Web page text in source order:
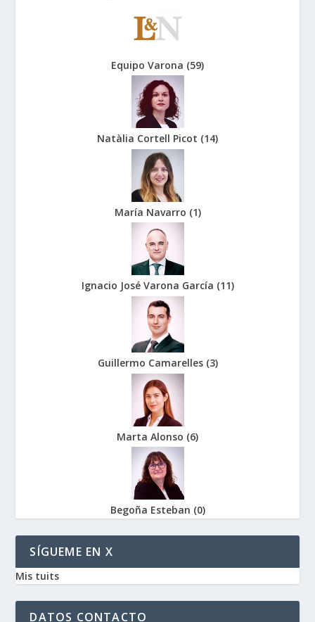
Equipo Varona (59)
Natàlia Cortell Picot (14)
María Navarro (1)
Ignacio José Varona García (11)
Guillermo Camarelles (3)
Marta Alonso (6)
Begoña Esteban (0)
SÍGUEME EN X
Mis tuits
DATOS CONTACTO